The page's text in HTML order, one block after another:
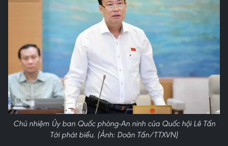
Chủ nhiệm Ủy ban Quốc phòng-An ninh của Quốc hội Lê Tấn
Tới phát biểu. (Ảnh: Doãn Tấn/TTXVN)